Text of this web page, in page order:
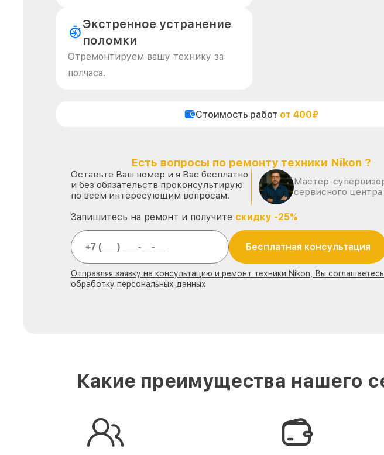
Экстренное устранение
поломки
Отремонтируем вашу технику за
полчаса.
Стоимость работ от 400₽
Есть вопросы по ремонту техники Nikon ?
Оставьте Ваш номер и я Вас бесплатно
и без обязательств проконсультирую
по всем интересующим вопросам.
Мастер-
сервисного центра
Запишитесь на ремонт и получите скидку -25%
Бесплатная консультация
Отправляя заявку на консультацию и ремонт техники Nikon, Вы
обработку персональных данных
Какие преимущества нашего